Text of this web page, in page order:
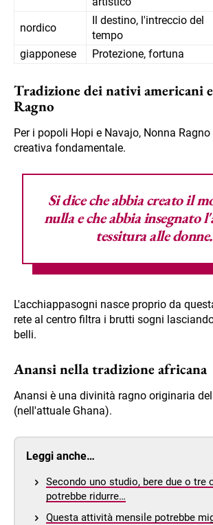
nordico
Il destino, l'intreccio del
tempo
giapponese
Protezione, fortuna
Tradizione dei nativi americani
Ragno
Per i popoli Hopi e Navajo, Nonna
creativa fondamentale.
Si dice che abbia creato il
nulla e che abbia insegnato
tessitura alle donne.
L'acchiappasogni nasce proprio da
rete al centro filtra i brutti sogni
belli.
Anansi nella tradizione africana
Anansi è una divinità ragno originaria
(nell'attuale Ghana).
Leggi anche…
Secondo uno studio, bere due o tre
potrebbe ridurre…
Questa attività mensile potrebbe